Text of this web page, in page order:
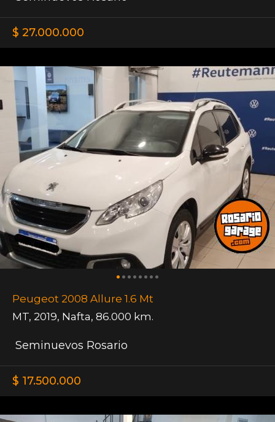
$ 27.000.000
Peugeot 2008 Allure 1.6 Mt
MT, 2019, Nafta, 86.000 km.
Seminuevos Rosario
$ 17.500.000